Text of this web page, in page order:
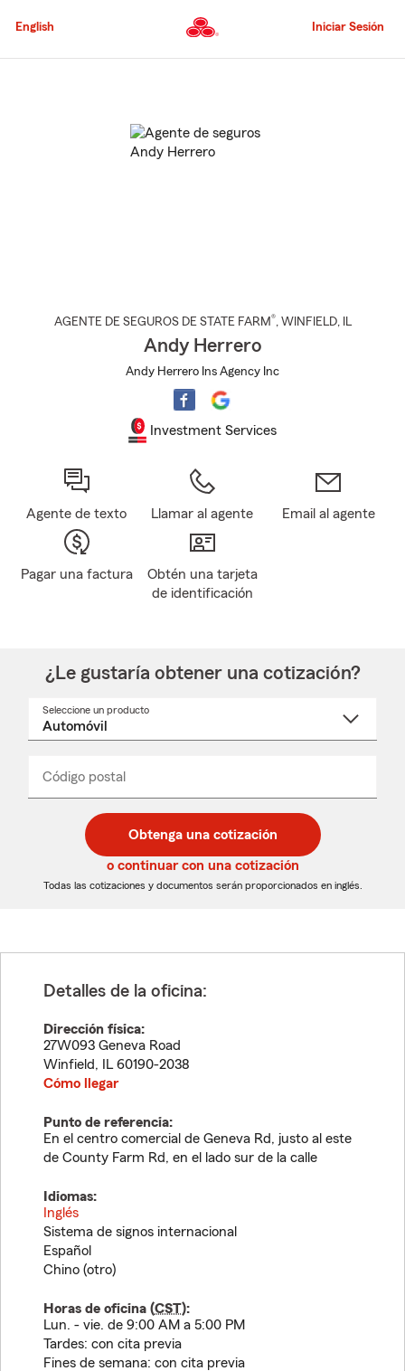
al
principal
English Iniciar Sesión
AGENTE DE SEGUROS DE STATE FARM®, WINFIELD, IL
Andy Herrero
Andy Herrero Ins Agency Inc
Investment Services
Agente de texto Llamar al agente Email al agente
Pagar una factura
Obtén una tarjeta
de identificación
¿Le gustaría obtener una cotización?
Seleccione un producto
desplegable
Código postal
de
5
dígitos
de
5
dígitos
_____
Obtenga una cotización
o continuar con una cotización
Todas las cotizaciones y documentos serán proporcionados en inglés.
Detalles de la oficina:
Dirección física:
27W093 Geneva Road
Winfield, IL 60190-2038
Cómo llegar
Punto de referencia:
En el centro comercial de Geneva Rd, justo al este
de County Farm Rd, en el lado sur de la calle
Idiomas:
Inglés
Sistema de signos internacional
Español
Chino (otro)
Horas de oficina (CST):
Lun. - vie. de 9:00 AM a 5:00 PM
Tardes: con cita previa
Fines de semana: con cita previa